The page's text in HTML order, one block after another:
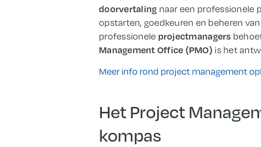
doorvertaling naar een professionele
opstarten, goedkeuren en beheren
professionele projectmanagers
Management Office (PMO) is het
Meer info rond project management
Het Project
kompas